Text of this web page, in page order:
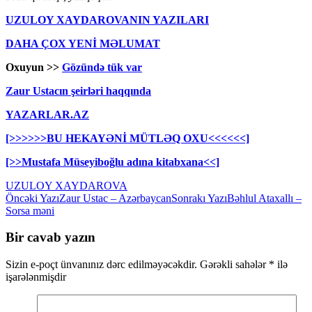
UZULOY XAYDAROVANIN YAZILARI
DAHA ÇOX YENİ MƏLUMAT
Oxuyun >> Gözündə tük var
Zaur Ustacın şeirləri haqqında
YAZARLAR.AZ
[>>>>>>BU HEKAYƏNİ MÜTLƏQ OXU<<<<<<]
[>>Mustafa Müseyiboğlu adına kitabxana<<]
UZULOY XAYDAROVA
Yazılar
üzrə
naviqasiya
Öncəki YazıZaur Ustac – AzərbaycanSonrakı YazıBəhlul Ataxallı –
Sorsa məni
Bir cavab yazın
Sizin e-poçt ünvanınız dərc edilməyəcəkdir. Gərəkli sahələr * ilə
işarələnmişdir